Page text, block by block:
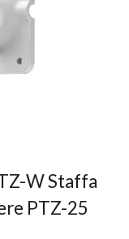
W Staffa
PTZ-25